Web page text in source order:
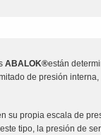
ABALOK®están
de presión
su propia escala de
tipo, la presión de